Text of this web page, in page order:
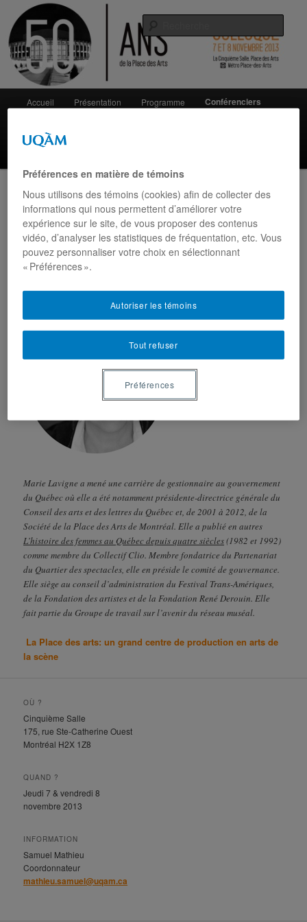
contenu
principal50 ans Place des Arts
Colloque 7 & 8 novembre 2013
principal
Accueil Présentation Programme Conférenciers
Marie Lavigne
Historienne et ancienne présidente-directrice générale de la Place
Marie Lavigne a mené une carrière de gestionnaire au gouvernement
du Québec où elle a été notamment présidente-directrice générale du
Conseil des arts et des lettres du Québec et, de 2001 à 2012, de la
Société de la Place des Arts de Montréal. Elle a publié en autres
L’histoire des femmes au Québec depuis quatre siècles(1982 et 1992)
comme membre du Collectif Clio. Membre fondatrice du Partenariat
du Quartier des spectacles, elle en préside le comité de gouvernance.
Elle siège au conseil d’administration du Festival Trans-Amériques,
de la Fondation des artistes et de la Fondation René Derouin. Elle
fait partie du Groupe de travail sur l’avenir du réseau muséal.
La Place des arts: un grand centre de production en arts de
la scène
OÙ ?
Cinquième Salle
175, rue Ste-Catherine Ouest
Montréal H2X 1Z8
QUAND ?
Jeudi 7 & vendredi 8
novembre 2013
INFORMATION
Samuel Mathieu
Coordonnateur
mathieu.samuel@uqam.ca
Préférences en matière de témoins
Nous utilisons des témoins (cookies) afin de collecter des
informations qui nous permettent d’améliorer votre
expérience sur le site, de vous proposer des contenus
vidéo, d’analyser les statistiques de fréquentation, etc. Vous
pouvez personnaliser votre choix en sélectionnant
« Préférences ».
Tout refuser
Autoriser les témoins
Préférences